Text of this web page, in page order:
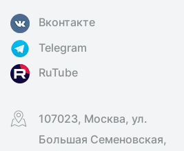
Вконтакте
Telegram
RuTube
107023, Москва, ул.
Большая Семеновская,